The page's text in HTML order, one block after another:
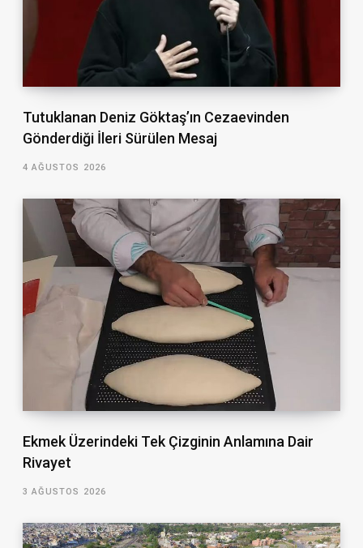
Tutuklanan Deniz Göktaş’ın Cezaevinden
Gönderdiği İleri Sürülen Mesaj
4 AĞUSTOS 2026
Ekmek Üzerindeki Tek Çizginin Anlamına Dair
Rivayet
3 AĞUSTOS 2026